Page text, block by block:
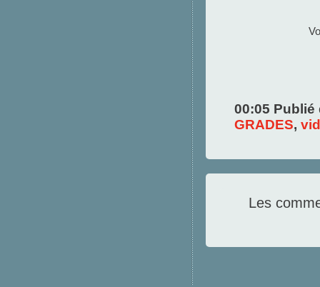
00:05
GRADES,
Les